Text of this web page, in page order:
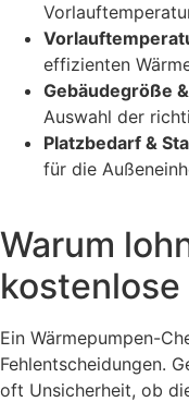
effizienten
Gebäudegröße
Auswahl der
Platzbedarf &
für die
Warum
kostenlose
Ein Wärmepumpen-
Fehlentscheidungen.
oft Unsicherheit, ob